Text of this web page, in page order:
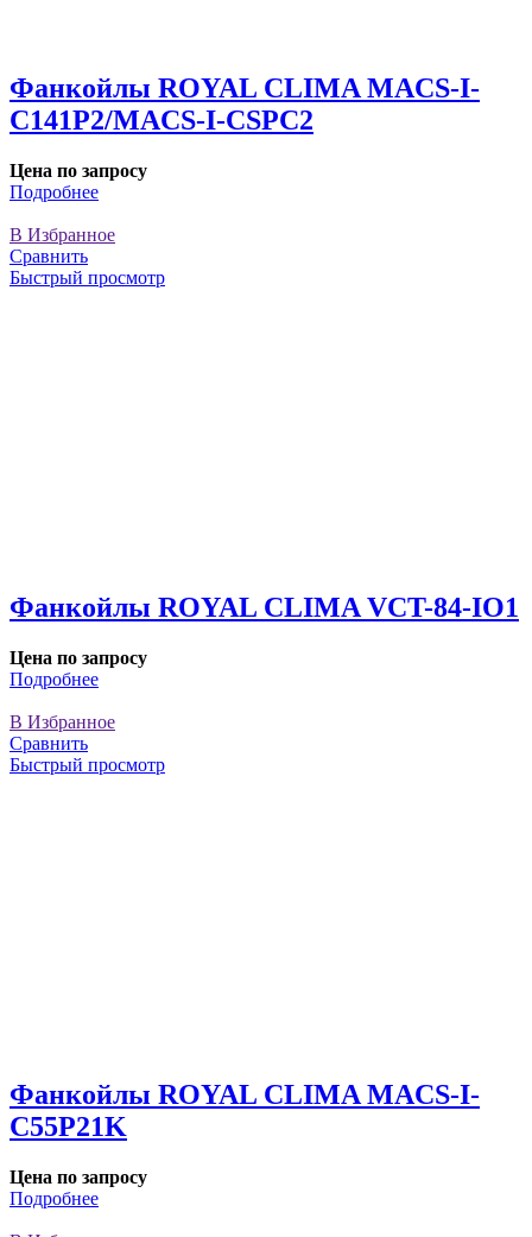
Фанкойлы ROYAL CLIMA MACS-I-
C141P2/MACS-I-CSPС2
Цена по запросу
Подробнее
В Избранное
Сравнить
Быстрый просмотр
Фанкойлы ROYAL CLIMA VCT-84-IO1
Цена по запросу
Подробнее
В Избранное
Сравнить
Быстрый просмотр
Фанкойлы ROYAL CLIMA MACS-I-
C55P21K
Цена по запросу
Подробнее